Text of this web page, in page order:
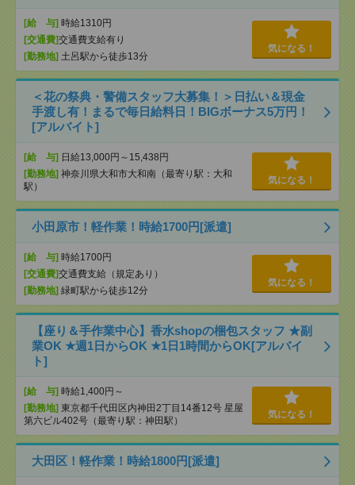
[給 与] 時給1310円
[交通費]交通費支給有り
[勤務地] 土呂駅から徒歩13分
気になる！
＜花の祭典・警備スタッフ大募集！＞日払い＆現金
手渡し有！まるで毎日給料日！BIGボーナス5万円！
[アルバイト]
[給 与] 日給13,000円～15,438円
[勤務地] 神奈川県大和市大和南（最寄り駅：大和
駅）
気になる！
小田原市！軽作業！時給1700円[派遣]
[給 与] 時給1700円
[交通費]交通費支給（規定あり）
[勤務地] 緑町駅から徒歩12分
気になる！
【座り＆手作業中心】香水shopの梱包スタッフ ★副
業OK ★週1日からOK ★1日1時間からOK[アルバイ
ト]
[給 与] 時給1,400円～
[勤務地] 東京都千代田区内神田2丁目14番12号 星屋
第六ビル402号（最寄り駅：神田駅）
気になる！
大田区！軽作業！時給1800円[派遣]